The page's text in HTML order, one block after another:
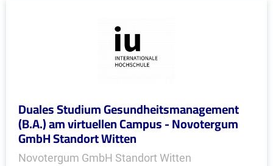
Duales Studium Gesundheitsmanagement
(B.A.) am virtuellen Campus - Novotergum
GmbH Standort Witten
Novotergum GmbH Standort Witten